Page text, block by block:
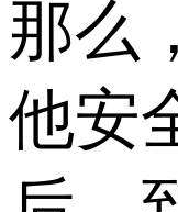
那么
他安